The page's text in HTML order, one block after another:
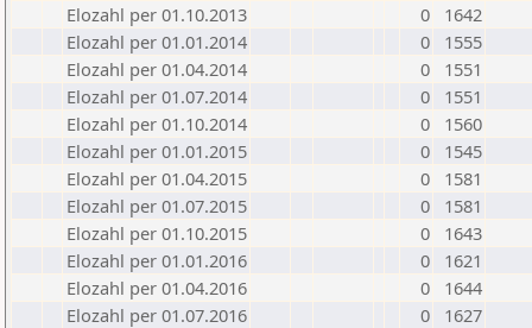
Elozahl per 01.10.2013
0
1642
Elozahl per 01.01.2014
0
1555
Elozahl per 01.04.2014
0
1551
Elozahl per 01.07.2014
0
1551
Elozahl per 01.10.2014
0
1560
Elozahl per 01.01.2015
0
1545
Elozahl per 01.04.2015
0
1581
Elozahl per 01.07.2015
0
1581
Elozahl per 01.10.2015
0
1643
Elozahl per 01.01.2016
0
1621
Elozahl per 01.04.2016
0
1644
Elozahl per 01.07.2016
0
1627